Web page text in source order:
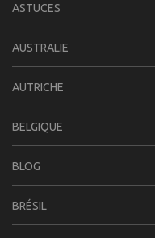
ASTUCES
AUSTRALIE
AUTRICHE
BELGIQUE
BLOG
BRÉSIL